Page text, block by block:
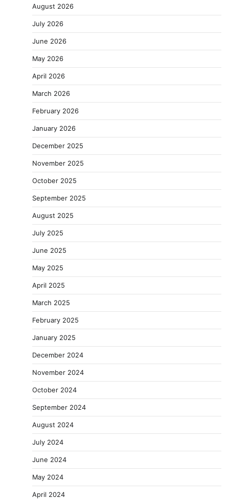
August 2026
July 2026
June 2026
May 2026
April 2026
March 2026
February 2026
January 2026
December 2025
November 2025
October 2025
September 2025
August 2025
July 2025
June 2025
May 2025
April 2025
March 2025
February 2025
January 2025
December 2024
November 2024
October 2024
September 2024
August 2024
July 2024
June 2024
May 2024
April 2024